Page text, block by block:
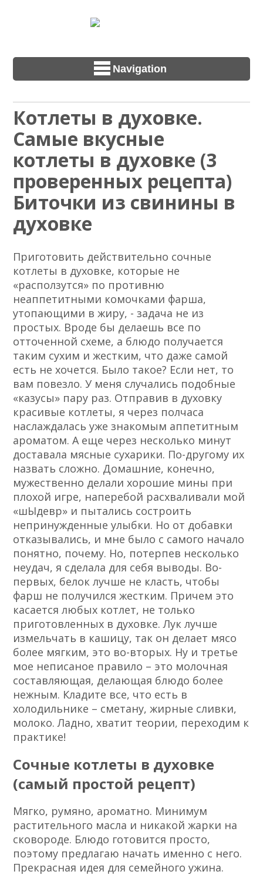
Navigation
Котлеты в духовке.
Самые вкусные
котлеты в духовке (3
проверенных рецепта)
Биточки из свинины в
духовке
Приготовить действительно сочные
котлеты в духовке, которые не
«расползутся» по противню
неаппетитными комочками фарша,
утопающими в жиру, - задача не из
простых. Вроде бы делаешь все по
отточенной схеме, а блюдо получается
таким сухим и жестким, что даже самой
есть не хочется. Было такое? Если нет, то
вам повезло. У меня случались подобные
«казусы» пару раз. Отправив в духовку
красивые котлеты, я через полчаса
наслаждалась уже знакомым аппетитным
ароматом. А еще через несколько минут
доставала мясные сухарики. По-другому их
назвать сложно. Домашние, конечно,
мужественно делали хорошие мины при
плохой игре, наперебой расхваливали мой
«шЫдевр» и пытались состроить
непринужденные улыбки. Но от добавки
отказывались, и мне было с самого начало
понятно, почему. Но, потерпев несколько
неудач, я сделала для себя выводы. Во-
первых, белок лучше не класть, чтобы
фарш не получился жестким. Причем это
касается любых котлет, не только
приготовленных в духовке. Лук лучше
измельчать в кашицу, так он делает мясо
более мягким, это во-вторых. Ну и третье
мое неписаное правило – это молочная
составляющая, делающая блюдо более
нежным. Кладите все, что есть в
холодильнике – сметану, жирные сливки,
молоко. Ладно, хватит теории, переходим к
практике!
Сочные котлеты в духовке
(самый простой рецепт)
Мягко, румяно, ароматно. Минимум
растительного масла и никакой жарки на
сковороде. Блюдо готовится просто,
поэтому предлагаю начать именно с него.
Прекрасная идея для семейного ужина.